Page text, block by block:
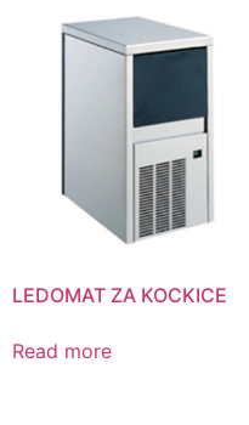
LEDOMAT ZA KOCKICE
Read more